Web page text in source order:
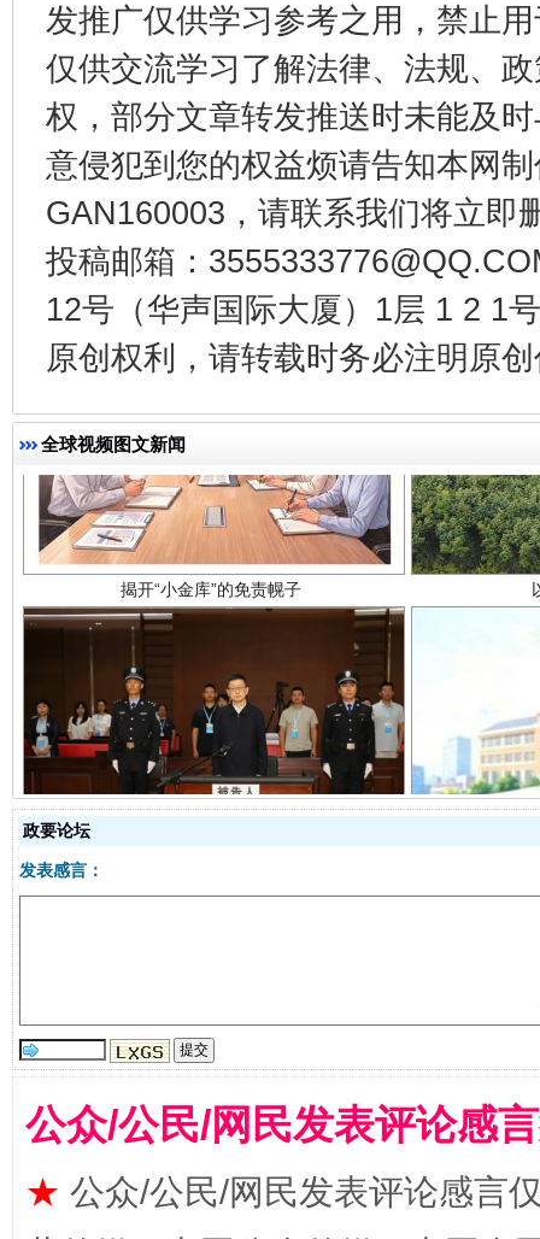
发推广仅供学习参考之用，禁止
仅供交流学习了解法律、法规、
权，部分文章转发推送时未能及
意侵犯到您的权益烦请告知本网
GAN160003，请联系我们将立即
投稿邮箱：
12号（华声国际大厦）1层 1 2 1
原创权利，请转载时务必注明原
全球视频图文新闻
千年窑火 生生不息 一
揭开“小金库”的免责幌子
受贿1.44亿！段成刚被判无期 从幼
政要论坛
发表感言：
公众/公民/网民发表评论感
★ 公众/公民/网民发表评论感言